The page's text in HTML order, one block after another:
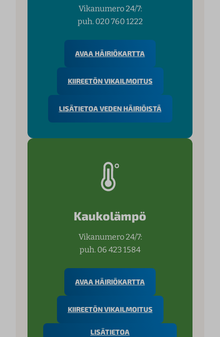
Vikanumero 24/7:
puh. 020 760 1222
AVAA HÄIRIÖKARTTA
KIIREETÖN VIKAILMOITUS
LISÄTIETOA VEDEN HÄIRIÖISTÄ
Kaukolämpö
Vikanumero 24/7:
puh. 06 423 1584
AVAA HÄIRIÖKARTTA
KIIREETÖN VIKAILMOITUS
LISÄTIETOA